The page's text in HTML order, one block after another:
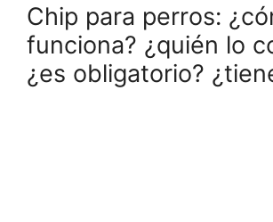
Chip para perros:
funciona? ¿quién lo
¿es obligatorio?